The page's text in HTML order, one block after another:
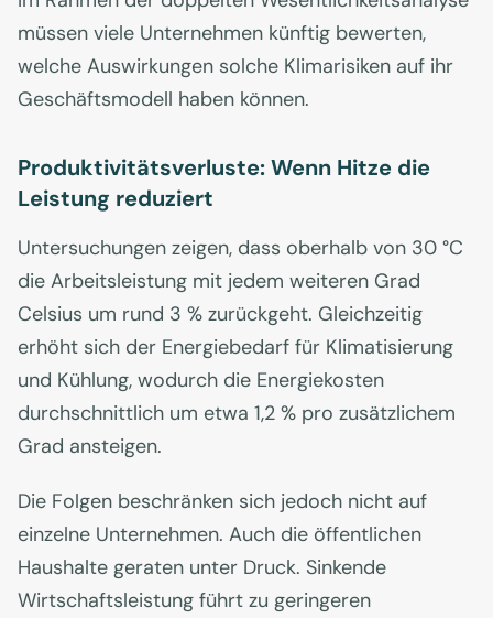
müssen viele Unternehmen künftig bewerten,
welche Auswirkungen solche Klimarisiken auf ihr
Geschäftsmodell haben können.
Produktivitätsverluste: Wenn Hitze die
Leistung reduziert
Untersuchungen zeigen, dass oberhalb von 30 °C
die Arbeitsleistung mit jedem weiteren Grad
Celsius um rund 3 % zurückgeht. Gleichzeitig
erhöht sich der Energiebedarf für Klimatisierung
und Kühlung, wodurch die Energiekosten
durchschnittlich um etwa 1,2 % pro zusätzlichem
Grad ansteigen.
Die Folgen beschränken sich jedoch nicht auf
einzelne Unternehmen. Auch die öffentlichen
Haushalte geraten unter Druck. Sinkende
Wirtschaftsleistung führt zu geringeren